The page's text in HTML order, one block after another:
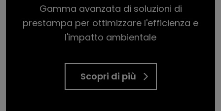
Gamma avanzata di soluzioni di
prestampa per ottimizzare l'efficienza e
l'impatto ambientale
Scopri di più